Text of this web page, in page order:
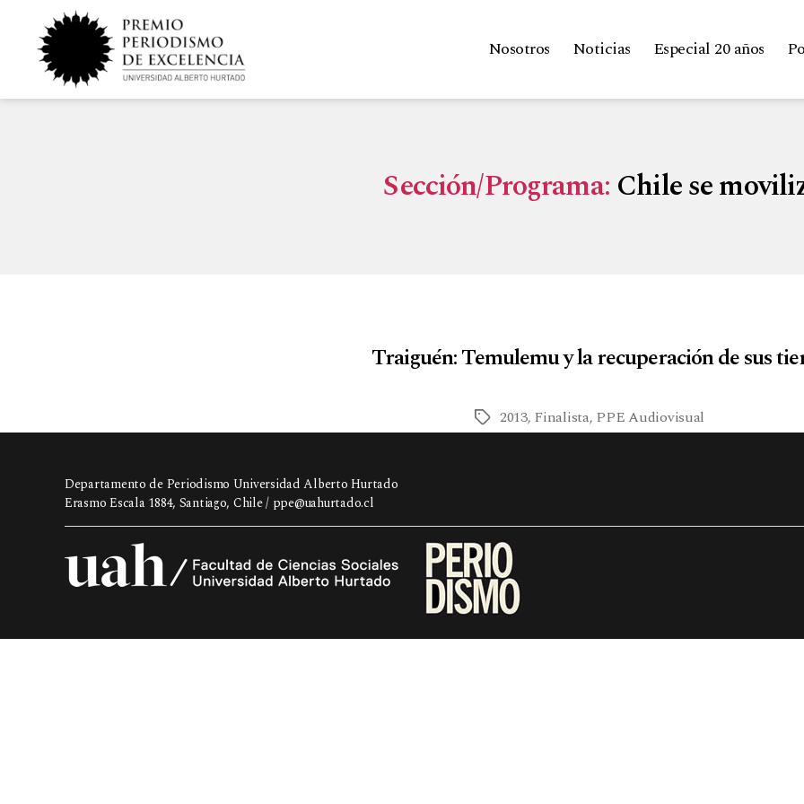
Nosotros Noticias Especial 20 años
Sección/Programa: Chile se
Traiguén: Temulemu y la recuperación de sus
2013, Finalista, PPE Audiovisual
Departamento de Periodismo Universidad Alberto Hurtado
Erasmo Escala 1884, Santiago, Chile / ppe@uahurtado.cl